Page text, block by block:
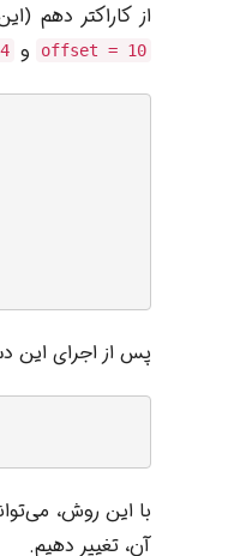
از کاراکتر دهم
offset = 10 و
پس از اجرای این
با این روش،
آن، تغییر دهیم.